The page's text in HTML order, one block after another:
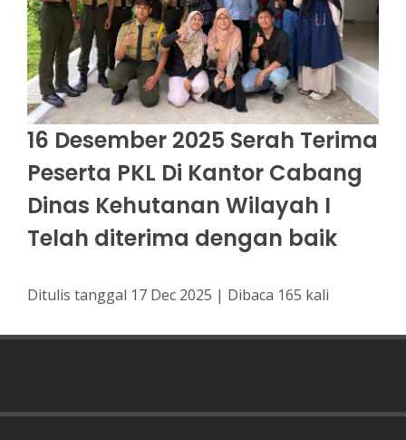
16 Desember 2025 Serah Terima
Peserta PKL Di Kantor Cabang
Dinas Kehutanan Wilayah I
Telah diterima dengan baik
Ditulis tanggal 17 Dec 2025 | Dibaca 165 kali